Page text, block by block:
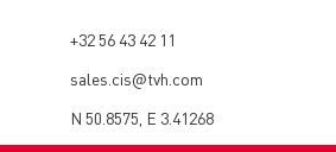
+32 56 43 42 11
sales.cis@tvh.com
N 50.8575, E 3.41268